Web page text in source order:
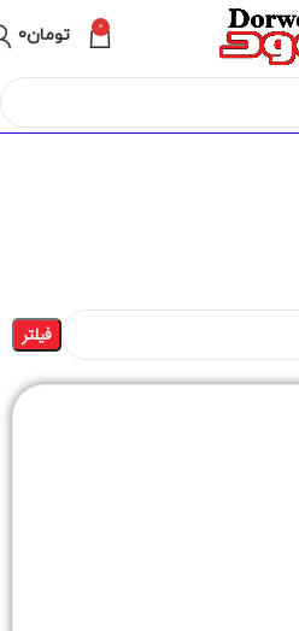
0 تومان0
فیلتر